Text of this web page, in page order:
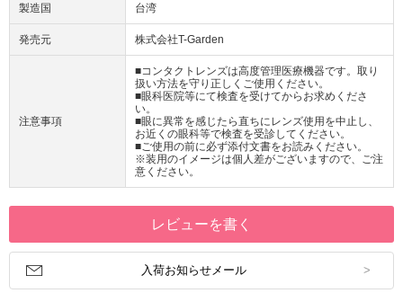
製造国 台湾
発売元 株式会社T-Garden
注意事項
■コンタクトレンズは高度管理医療機器です。取り
扱い方法を守り正しくご使用ください。
■眼科医院等にて検査を受けてからお求めくださ
い。
■眼に異常を感じたら直ちにレンズ使用を中止し、
お近くの眼科等で検査を受診してください。
■ご使用の前に必ず添付文書をお読みください。
※装用のイメージは個人差がございますので、ご注
意ください。
レビューを書く
入荷お知らせメール